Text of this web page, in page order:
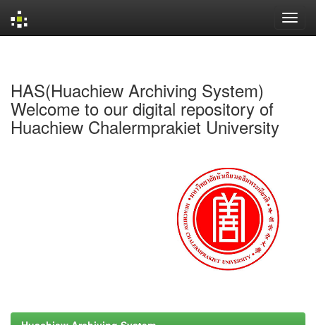
HAS(Huachiew Archiving System)
Welcome to our digital repository of
Huachiew Chalermprakiet University